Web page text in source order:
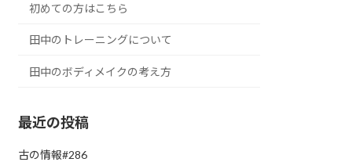
初めての方はこちら
田中のトレーニングについて
田中のボディメイクの考え方
最近の投稿
古の情報#286